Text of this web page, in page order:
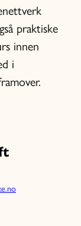
praktiske
innen
i